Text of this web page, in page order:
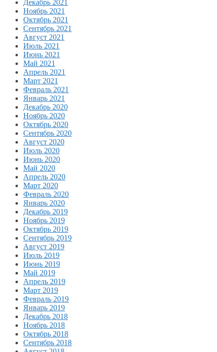
Декабрь 2021
Ноябрь 2021
Октябрь 2021
Сентябрь 2021
Август 2021
Июль 2021
Июнь 2021
Май 2021
Апрель 2021
Март 2021
Февраль 2021
Январь 2021
Декабрь 2020
Ноябрь 2020
Октябрь 2020
Сентябрь 2020
Август 2020
Июль 2020
Июнь 2020
Май 2020
Апрель 2020
Март 2020
Февраль 2020
Январь 2020
Декабрь 2019
Ноябрь 2019
Октябрь 2019
Сентябрь 2019
Август 2019
Июль 2019
Июнь 2019
Май 2019
Апрель 2019
Март 2019
Февраль 2019
Январь 2019
Декабрь 2018
Ноябрь 2018
Октябрь 2018
Сентябрь 2018